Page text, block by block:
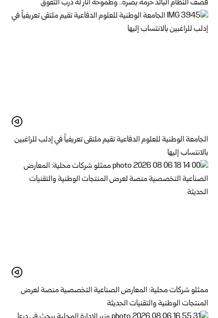
قصف النظام البائد حرمه بصره.. وطموحه أنار له درب التفوق
الجامعة الوطنية للعلوم الدفاعية تقيم ملتقى تعريفياً في إدلب للراغبين
بالانتساب إليها
ممثلو شركات محلية: المعارض الصناعية التخصصية منصة لعرض
المنتجات الوطنية والتقنيات الحديثة